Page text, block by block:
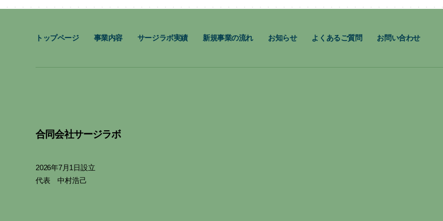
トップページ 事業内容 サージラボ実績 新規事業の流れ お知らせ よくあるご質問 お問い合わせ
合同会社サージラボ
2026年7月1日設立
代表 中村浩己